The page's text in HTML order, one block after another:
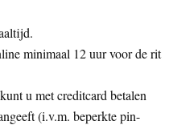
minimaal 12 uur voor de rit
u met creditcard betalen
(i.v.m. beperkte pin-